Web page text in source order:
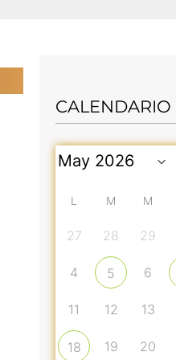
CALENDARIO
L M M
27 28 29
4 5 6
11 12 13
18 19 20